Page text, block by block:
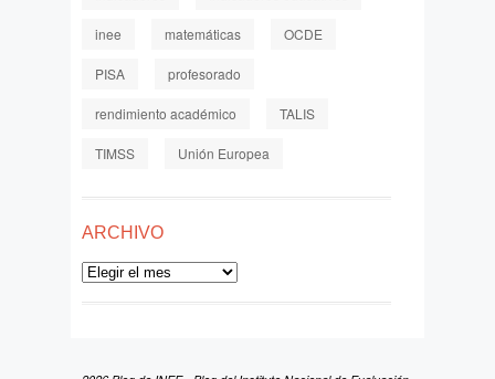
inee matemáticas OCDE
PISA profesorado
rendimiento académico TALIS
TIMSS Unión Europea
ARCHIVO
Archivo